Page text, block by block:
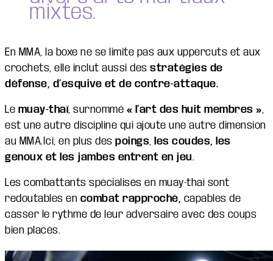
mixtes.
En MMA, la boxe ne se limite pas aux uppercuts et aux
crochets, elle inclut aussi des stratégies de
défense, d’esquive et de contre-attaque.
Le muay-thaï, surnommé « l’art des huit membres »
est une autre discipline qui ajoute une autre dimension
au MMA.Ici, en plus des poings les coudes, les
genoux et les jambes entrent en jeu.
Les combattants spécialisés en muay-thaï sont
redoutables en combat rapproché, capables de
casser le rythme de leur adversaire avec des coups
bien placés.